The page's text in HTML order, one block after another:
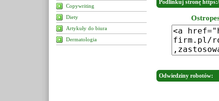
Copywriting
Diety
Artykuły do biura
Dermatologia
Podlinkuj stronę
Odwiedziny robotów: